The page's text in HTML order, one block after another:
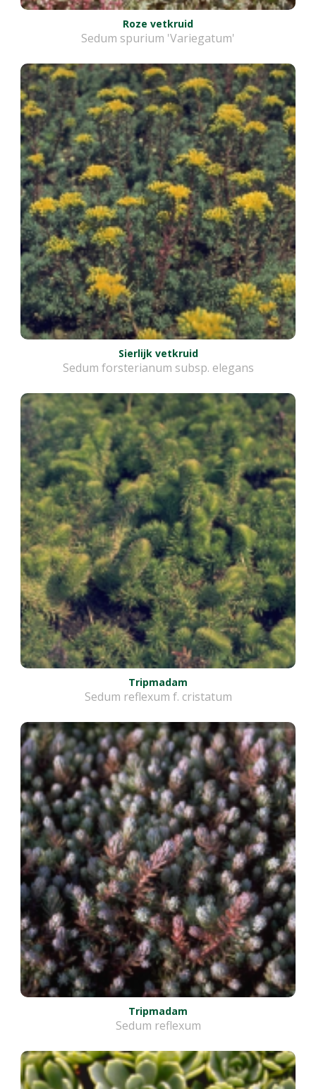
Roze vetkruid
Sedum spurium 'Variegatum'
Sierlijk vetkruid
Sedum forsterianum subsp. elegans
Tripmadam
Sedum reflexum f. cristatum
Tripmadam
Sedum reflexum